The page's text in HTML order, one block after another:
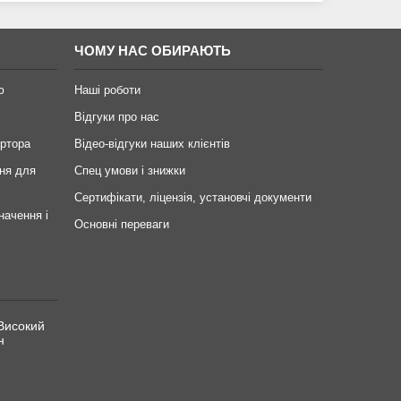
для
і
ЧОМУ НАС ОБИРАЮТЬ
Наші роботи
Відгуки про нас
Відео-відгуки наших клієнтів
Спец умови і знижки
Сертифікати, ліцензія, установчі документи
Основні переваги